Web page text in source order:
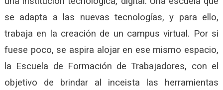
se adapta a las nuevas tecnologías, y para ello,
trabaja en la creación de un campus virtual. Por si
fuese poco, se aspira alojar en ese mismo espacio,
la Escuela de Formación de Trabajadores, con el
objetivo de brindar al inceista las herramientas